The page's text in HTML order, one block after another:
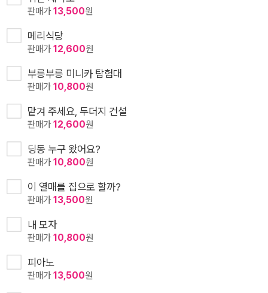
판매가13,500원
메리식당
판매가12,600원
부릉부릉 미니카 탐험대
판매가10,800원
맡겨 주세요, 두더지 건설
판매가12,600원
딩동 누구 왔어요?
판매가10,800원
이 열매를 집으로 할까?
판매가13,500원
내 모자
판매가10,800원
피아노
판매가13,500원